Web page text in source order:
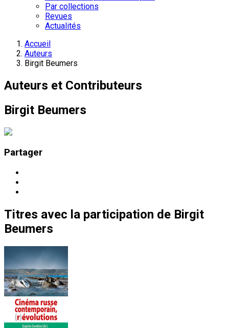
Par collections
Revues
Actualités
Accueil
Auteurs
Birgit Beumers
Auteurs et Contributeurs
Birgit Beumers
Partager
Titres avec la participation de Birgit
Beumers